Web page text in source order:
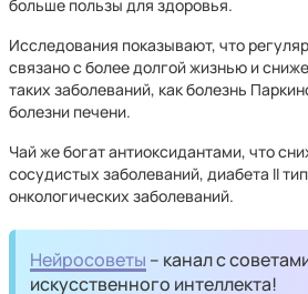
больше пользы для здоровья.
Исследования показывают, что
связано с более долгой жизнью и
таких заболеваний, как болезнь
болезни печени.
Чай же богат антиоксидантами, что
сосудистых заболеваний, диабета II
онкологических заболеваний.
Нейросоветы – канал с
искусственного интеллекта!